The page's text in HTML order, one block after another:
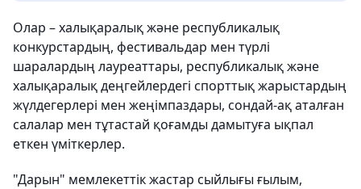
Олар – халықаралық және республикалық
конкурстардың, фестивальдар мен түрлі
шаралардың лауреаттары, республикалық және
халықаралық деңгейлердегі спорттық жарыстардың
жүлдегерлері мен жеңімпаздары, сондай-ақ аталған
салалар мен тұтастай қоғамды дамытуға ықпал
еткен үміткерлер.
"Дарын" мемлекеттік жастар сыйлығы ғылым,